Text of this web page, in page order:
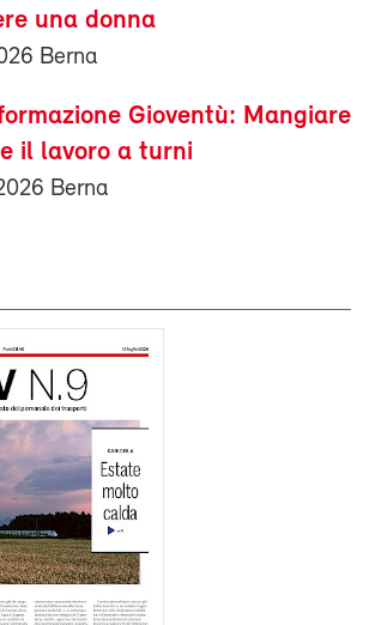
una donna
Berna
Gioventù: Mangiare
il lavoro a turni
Berna